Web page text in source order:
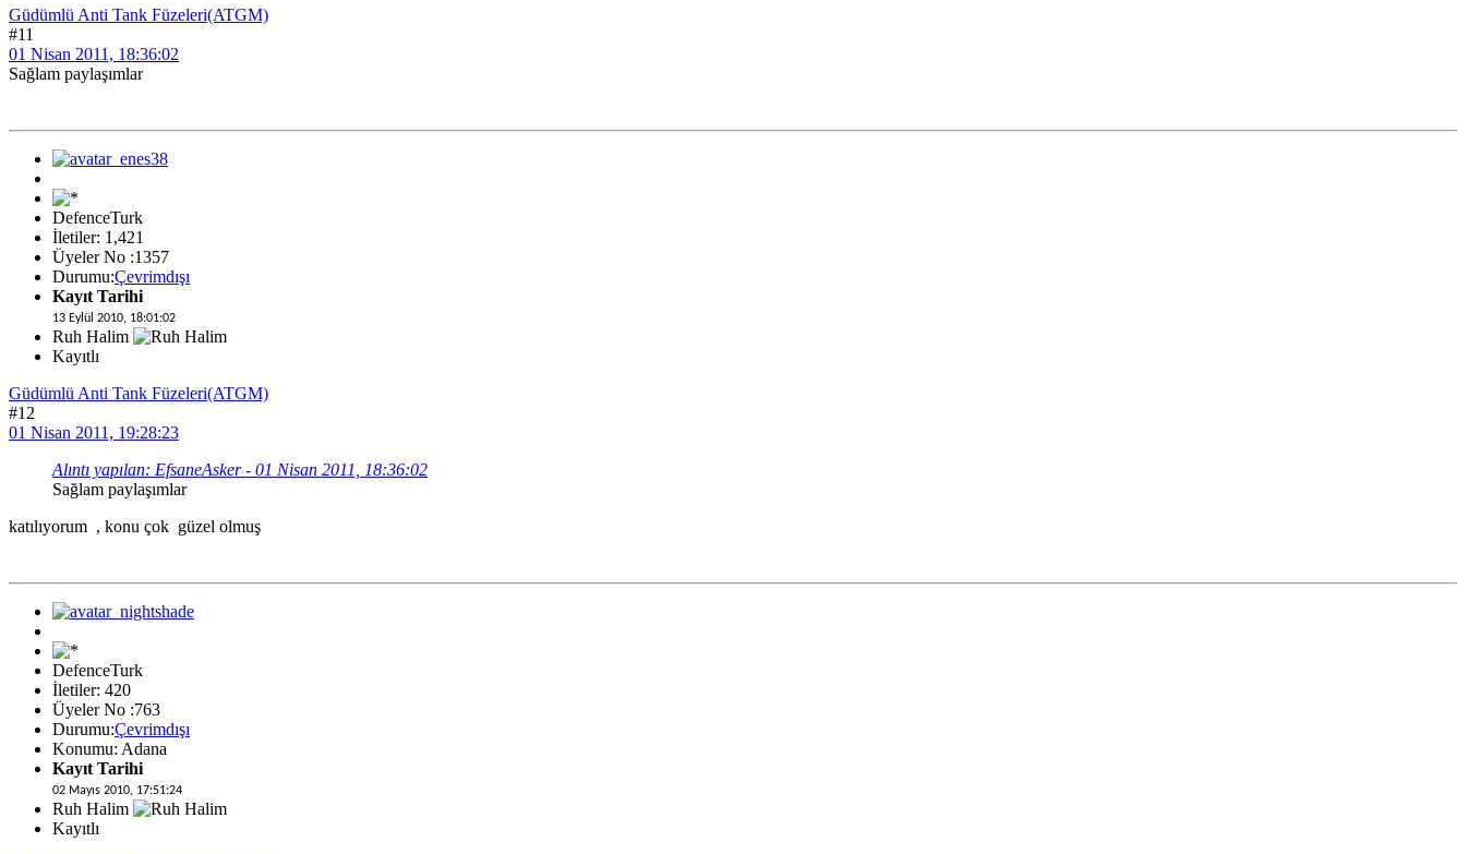
Güdümlü Anti Tank Füzeleri(ATGM)
#11
01 Nisan 2011, 18:36:02
Sağlam paylaşımlar
DefenceTurk
İletiler: 1,421
Üyeler No :1357
Durumu:Çevrimdışı
Kayıt Tarihi
13 Eylül 2010, 18:01:02
Ruh Halim
Kayıtlı
Güdümlü Anti Tank Füzeleri(ATGM)
#12
01 Nisan 2011, 19:28:23
Alıntı yapılan: EfsaneAsker - 01 Nisan 2011, 18:36:02
Sağlam paylaşımlar
katılıyorum , konu çok güzel olmuş
DefenceTurk
İletiler: 420
Üyeler No :763
Durumu:Çevrimdışı
Konumu: Adana
Kayıt Tarihi
02 Mayıs 2010, 17:51:24
Ruh Halim
Kayıtlı